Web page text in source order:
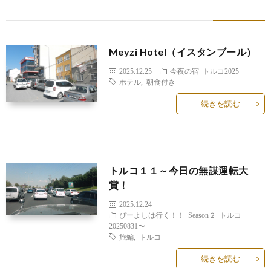
Meyzi Hotel（イスタンブール）
2025.12.25 今夜の宿
トルコ2025
ホテル, 朝食付き
続きを読む
トルコ１１～今日の無謀運転大
賞！
2025.12.24
ぴーよしは行く！！
Season２
トルコ
20250831〜
旅編, トルコ
続きを読む